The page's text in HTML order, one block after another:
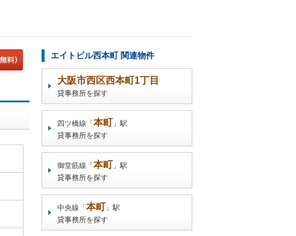
エイトビル西本町 関連物件
大阪市西区西本町1丁目
貸事務所を探す
四ツ橋線「 本町 」駅
貸事務所を探す
御堂筋線「 本町 」駅
貸事務所を探す
中央線「 本町 」駅
貸事務所を探す